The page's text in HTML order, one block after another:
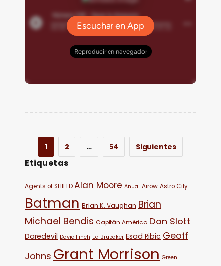
1 2 … 54 Siguientes
Etiquetas
Agents of SHIELD Alan Moore Anual Arrow Astro City
Batman Brian K. Vaughan Brian
Michael Bendis Capitán América Dan Slott
Daredevil David Finch Ed Brubaker Esad Ribic Geoff
Johns Grant Morrison Green